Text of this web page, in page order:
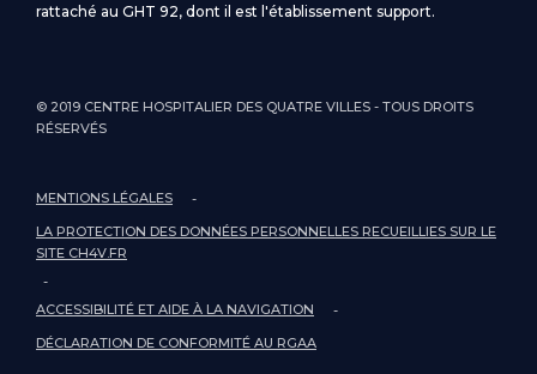
rattaché au GHT 92, dont il est l'établissement support.
© 2019 CENTRE HOSPITALIER DES QUATRE VILLES - TOUS DROITS
RÉSERVÉS
MENTIONS LÉGALES
LA PROTECTION DES DONNÉES PERSONNELLES RECUEILLIES SUR LE
SITE CH4V.FR
ACCESSIBILITÉ ET AIDE À LA NAVIGATION
DÉCLARATION DE CONFORMITÉ AU RGAA